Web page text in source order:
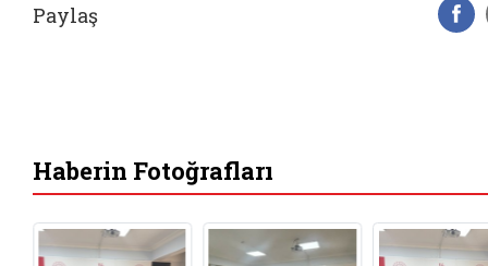
Paylaş
Haberin Fotoğrafları